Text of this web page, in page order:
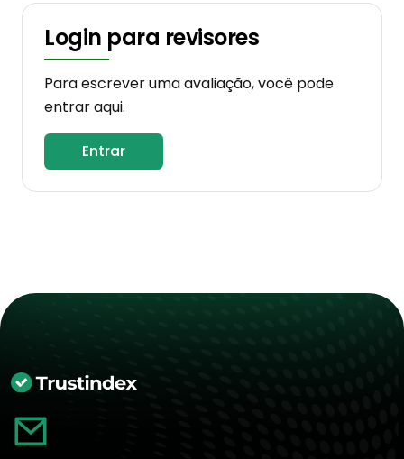
Login para revisores
Para escrever uma avaliação, você pode
entrar aqui.
Entrar